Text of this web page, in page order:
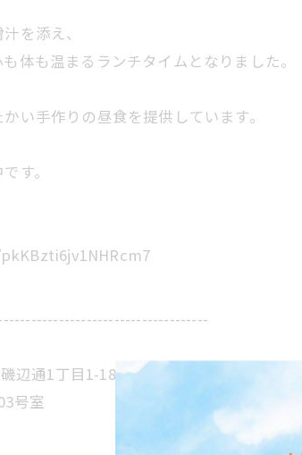
を添え、
体も温まるランチタイムとなりました。
い手作りの昼食を提供しています。
す。
辺通1丁目1-18
号室